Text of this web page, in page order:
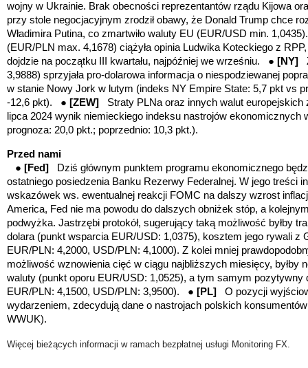
wojny w Ukrainie. Brak obecności reprezentantów rządu Kijowa
przy stole negocjacyjnym zrodził obawy, że Donald Trump chce
Władimira Putina, co zmartwiło waluty EU (EUR/USD min.
(EUR/PLN max. 4,1678) ciążyła opinia Ludwika Koteckiego z
dojdzie na początku III kwartału, najpóźniej we wrześniu. ● [NY]
3,9888) sprzyjała pro-dolarowa informacja o niespodziewanej
w stanie Nowy Jork w lutym (indeks NY Empire State: 5,7 pkt vs
-12,6 pkt). ● [ZEW] Straty PLNa oraz innych walut europejskich
lipca 2024 wynik niemieckiego indeksu nastrojów ekonomicznych
prognoza: 20,0 pkt.; poprzednio: 10,3 pkt.).
Przed nami
● [Fed]
Dziś głównym punktem programu ekonomicznego
ostatniego posiedzenia Banku Rezerwy Federalnej. W jego treści
wskazówek ws. ewentualnej reakcji FOMC na dalszy wzrost
America, Fed nie ma powodu do dalszych obniżek stóp, a
podwyżka. Jastrzębi protokół, sugerujący taką możliwość byłby
dolara (punkt wsparcia EUR/USD: 1,0375), kosztem jego rywali z
EUR/PLN: 4,2000, USD/PLN: 4,1000). Z kolei mniej
możliwość wznowienia cięć w ciągu najbliższych miesięcy, byłby
waluty (punkt oporu EUR/USD: 1,0525), a tym samym pozytywny
EUR/PLN: 4,1500, USD/PLN: 3,9500). ● [PL] O pozycji
wydarzeniem, zdecydują dane o nastrojach polskich
WWUK).
Więcej bieżących informacji w ramach bezpłatnej usługi Monitoring FX.